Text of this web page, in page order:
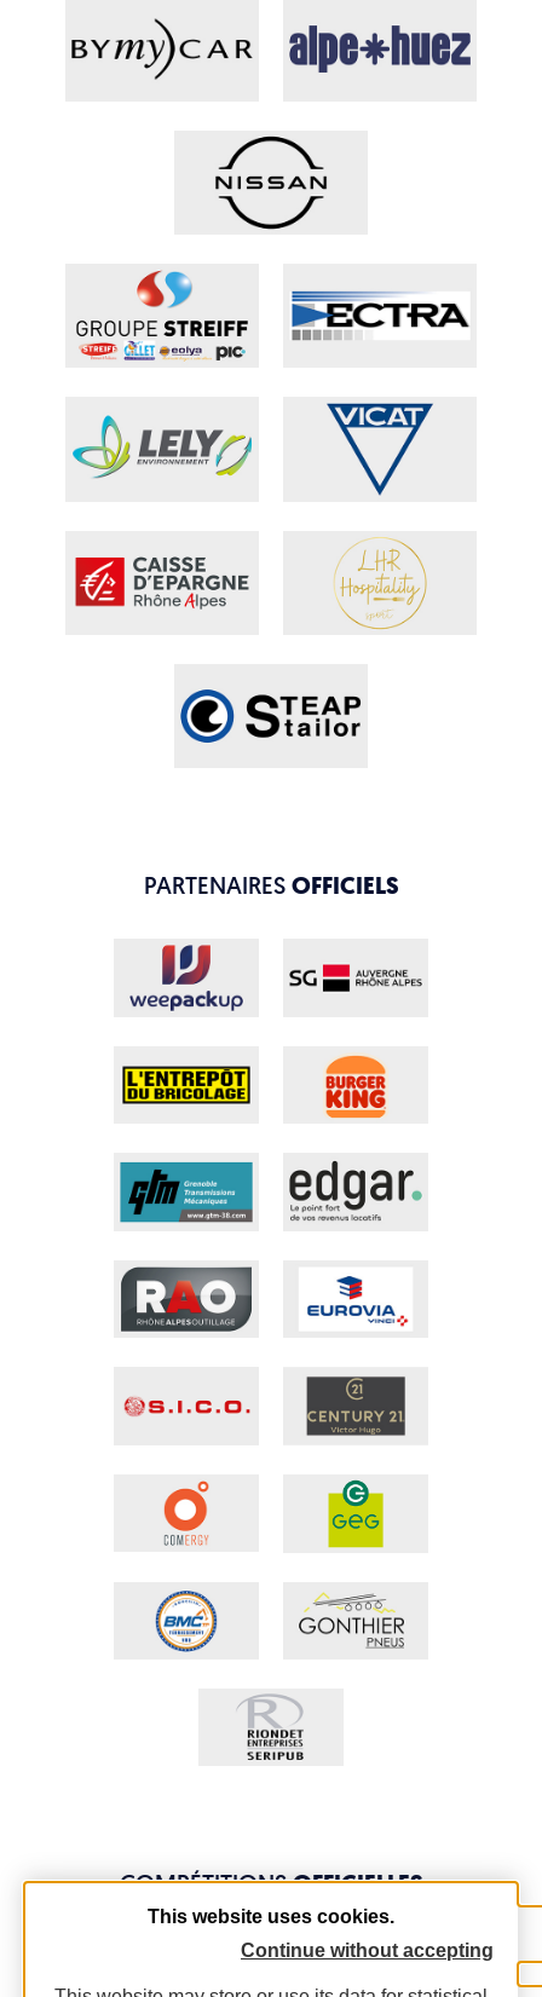
PARTENAIRESOFFICIELS
COMPÉTITIONSOFFICIELLES
This website uses cookies.
Continue without accepting